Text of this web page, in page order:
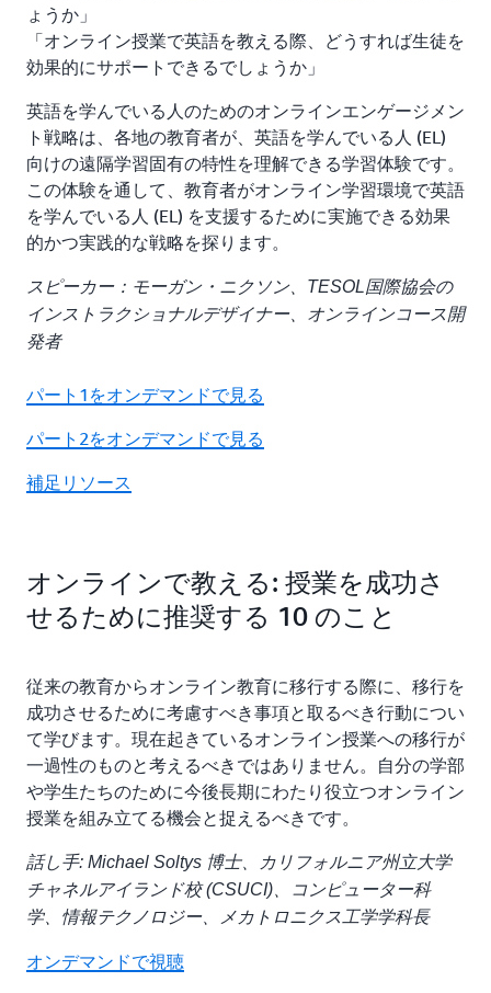
ょうか」
「オンライン授業で英語を教える際、どうすれば生徒を
効果的にサポートできるでしょうか」
英語を学んでいる人のためのオンラインエンゲージメン
ト戦略は、各地の教育者が、英語を学んでいる人 (EL)
向けの遠隔学習固有の特性を理解できる学習体験です。
この体験を通して、教育者がオンライン学習環境で英語
を学んでいる人 (EL) を支援するために実施できる効果
的かつ実践的な戦略を探ります。
スピーカー：モーガン・ニクソン、TESOL国際協会の
インストラクショナルデザイナー、オンラインコース開
発者
パート1をオンデマンドで見る
パート2をオンデマンドで見る
補足リソース
オンラインで教える: 授業を成功さ
せるために推奨する 10 のこと
従来の教育からオンライン教育に移行する際に、移行を
成功させるために考慮すべき事項と取るべき行動につい
て学びます。現在起きているオンライン授業への移行が
一過性のものと考えるべきではありません。自分の学部
や学生たちのために今後長期にわたり役立つオンライン
授業を組み立てる機会と捉えるべきです。
話し手: Michael Soltys 博士、カリフォルニア州立大学
チャネルアイランド校 (CSUCI)、コンピューター科
学、情報テクノロジー、メカトロニクス工学学科長
オンデマンドで視聴